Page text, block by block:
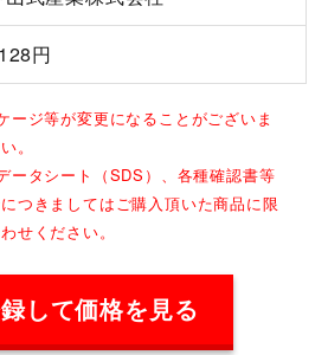
円
ージ等が変更になることがございま
。
ータシート（SDS）、各種確認書等
つきましてはご購入頂いた商品に限
せください。
して価格を見る